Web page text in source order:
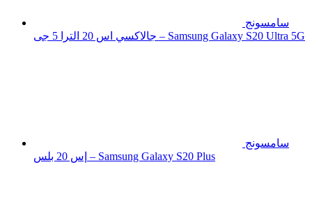
سامسونج
جالاكسي اس 20 الترا 5 جى – Samsung Galaxy S20 Ultra 5G
سامسونج
إس 20 بلس – Samsung Galaxy S20 Plus